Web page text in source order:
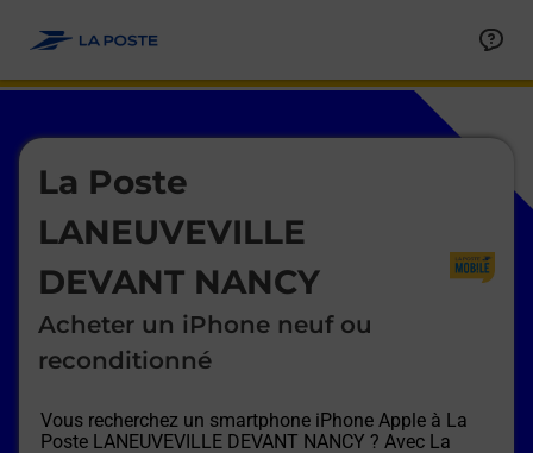
La Poste
LANEUVEVILLE
DEVANT NANCY
Acheter un iPhone neuf ou
reconditionné
Vous recherchez un smartphone iPhone Apple à La
Poste LANEUVEVILLE DEVANT NANCY ? Avec La
Le lien s'ouvre dans un nouvel onglet